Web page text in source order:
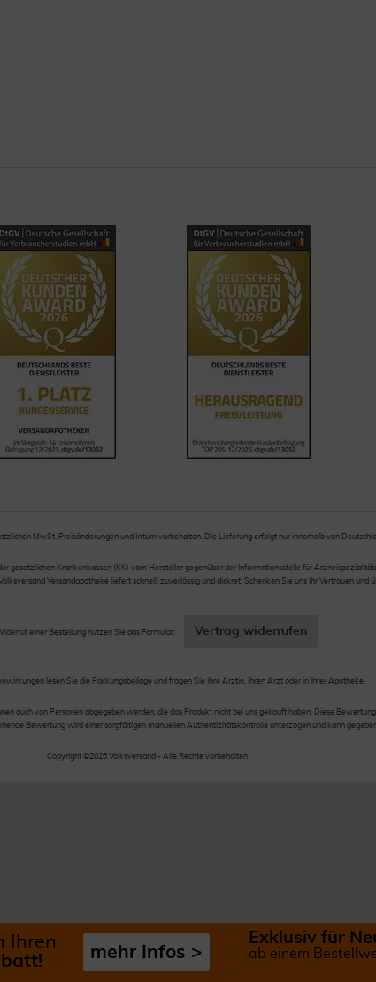
Ihren
mehr Infos >
Exklusiv für
ab einem
MwSt. Preisänderungen und Irrtum vorbehalten. Die Lieferung erfolgt nur innerhalb von
Krankenkassen (KK) vom Hersteller gegenüber der Informationsstelle für
Versandapotheke liefert schnell, zuverlässig und diskret. Schenken Sie uns Ihr Vertrauen und
einer Bestellung nutzen Sie das Formular: Vertrag widerrufen
lesen Sie die Packungsbeilage und fragen Sie Ihre Ärztin, Ihren Arzt oder in Ihrer Apotheke.
auch von Personen abgegeben werden, die das Produkt nicht bei uns gekauft haben. Diese
Bewertung wird einer sorgfältigen manuellen Authentizitätskontrolle unterzogen und kann
Copyright ©2026 Volksversand - Alle Rechte vorbehalten